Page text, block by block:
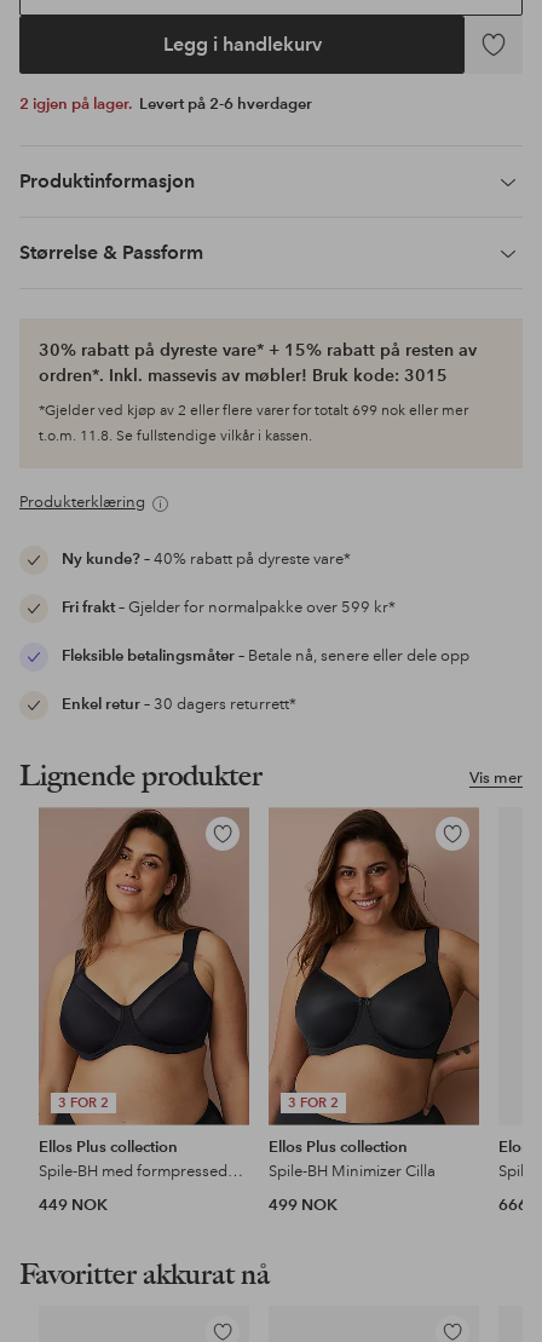
Legg i handlekurv
Legg
2 igjen på lager. Levert på 2-6 hverdager
Produktinformasjon
Størrelse & Passform
30% rabatt på dyreste vare* + 15% rabatt på resten av
ordren*. Inkl. massevis av møbler! Bruk kode: 3015
*Gjelder ved kjøp av 2 eller flere varer for totalt 699 nok eller mer
t.o.m. 11.8. Se fullstendige vilkår i kassen.
Produkterklæring
Ny kunde?– 40% rabatt på dyreste vare*
Fri frakt– Gjelder for normalpakke over 599 kr*
Fleksible betalingsmåter– Betale nå, senere eller dele opp
Enkel retur– 30 dagers returrett*
Vis mer
Lignende produkter
3 FOR 2
Legg
Ellos Plus collection
Spile-BH med formpressede kopper
449 NOK
3 FOR 2
Legg
Ellos Plus collection
Spile-BH Minimizer Cilla
499 NOK
Elomi
666
Favoritter akkurat nå